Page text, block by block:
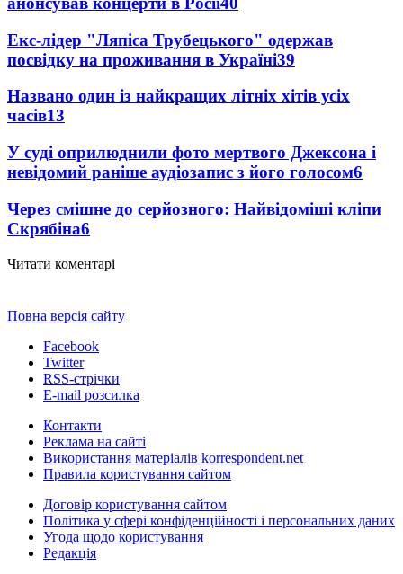
Екс-лідер "Ляпіса Трубецького" одержав
посвідку на проживання в Україні39
Названо один із найкращих літніх хітів усіх
часів13
У суді оприлюднили фото мертвого Джексона і
невідомий раніше аудіозапис з його голосом6
Через смішне до серйозного: Найвідоміші кліпи
Скрябіна6
Читати коментарі
Повна версія сайту
Facebook
Twitter
RSS-стрічки
E-mail розсилка
Контакти
Реклама на сайті
Використання матеріалів korrespondent.net
Правила користування сайтом
Договір користування сайтом
Політика у сфері конфіденційності і персональних даних
Угода щодо користування
Редакція